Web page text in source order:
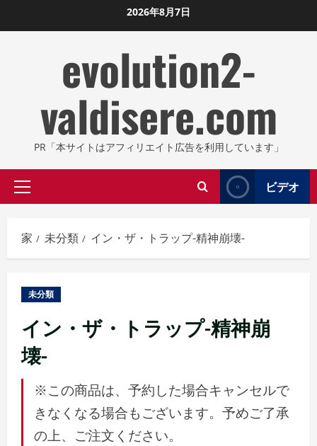
ン
2026年8月7日
evolution2-
valdisere.com
PR「本サイトはアフィリエイト広告を利用しています」
プ
イ
マ
ニ
ー
ビデオ
家 未分類 イン・ザ・トラップ-精神崩壊-
未分類
イン・ザ・トラップ-精神崩
壊-
※この商品は、予約した場合キャンセルで
きなくなる場合もございます。予めご了承
の上、ご注文ください。